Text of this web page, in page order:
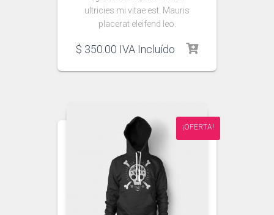
ultricies mi vitae est. Mauris
placerat eleifend leo.
$ 350.00 IVA Incluído
¡OFERTA!